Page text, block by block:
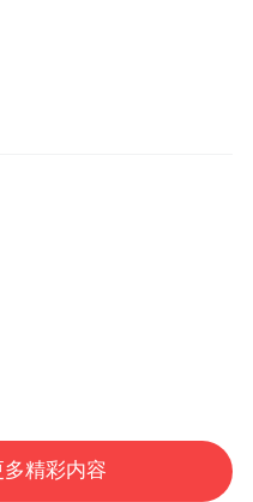
书店，那么这个城
多精彩内容